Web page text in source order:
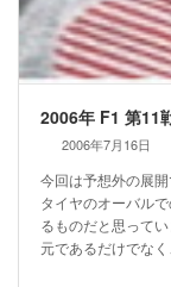
2006年 F1 第11
2006年7月16日
今回は予想外の展
タイヤのオーバル
るものだと思って
元であるだけでな